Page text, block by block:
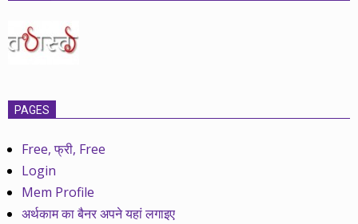
PAGES
Free, फ्री, Free
Login
Mem Profile
अर्थकाम का बैनर अपने यहां लगाइए